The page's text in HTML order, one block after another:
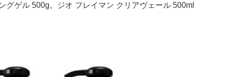
ゲル 500g。ジオ フレイマン クリアヴェール 500ml